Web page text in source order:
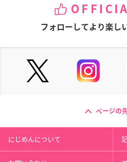
フォローしてより楽し
ページの
にじめんについて